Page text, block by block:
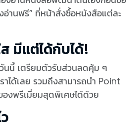
านฟรี” ที่หน้าสั่งซื้อหนังสือแต่ละ
มีแต่ได้กับได้!
นนี้ เตรียมตัวรับส่วนลดคุ้ม ๆ
าได้เลย รวมถึงสามารถนำ Point
งพรีเมี่ยมสุดพิเศษได้ด้วย